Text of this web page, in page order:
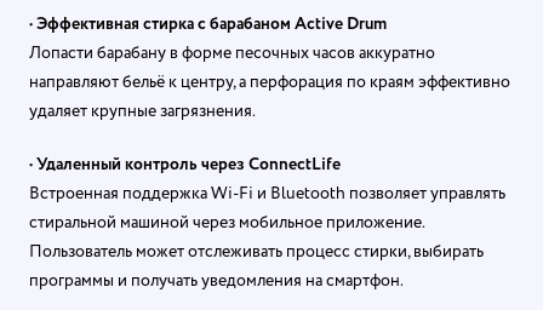
• Эффективная стирка с барабаном Active Drum
Лопасти барабану в форме песочных часов аккуратно
направляют бельё к центру, а перфорация по краям эффективно
удаляет крупные загрязнения.
• Удаленный контроль через ConnectLife
Встроенная поддержка Wi-Fi и Bluetooth позволяет управлять
стиральной машиной через мобильное приложение.
Пользователь может отслеживать процесс стирки, выбирать
программы и получать уведомления на смартфон.